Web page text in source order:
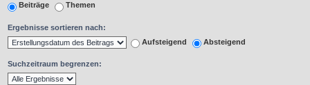
Beiträge
Themen
Ergebnisse sortieren nach:
Aufsteigend
Absteigend
Suchzeitraum begrenzen: